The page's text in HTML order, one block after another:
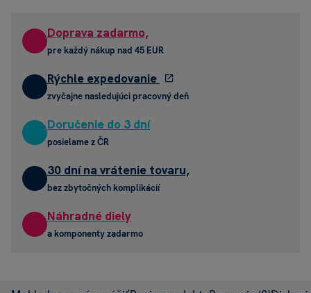
Doprava zadarmo,
pre každý nákup nad 45 EUR
Rýchle expedovanie
zvyčajne nasledujúci pracovný deň
Doručenie do 3 dní
posielame z ČR
30 dní na vrátenie tovaru,
bez zbytočných komplikácií
Náhradné diely
a komponenty zadarmo